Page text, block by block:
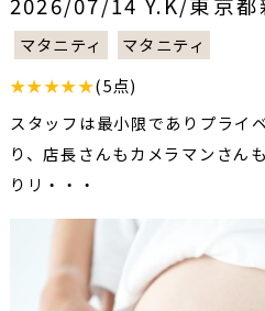
マタニティ
マタニティ
★★★★★(5点)
スタッフは最小限でありプライ
り、店長さんもカメラマンさん
りリ・・・